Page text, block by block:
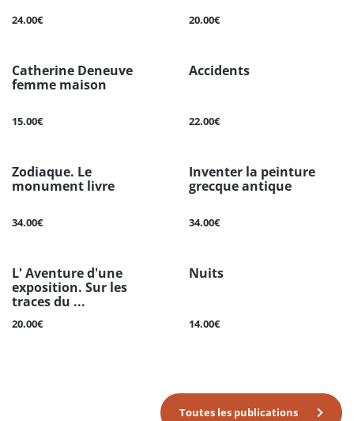
24.00€ 20.00€
Catherine Deneuve
femme maison
15.00€
Accidents
22.00€
Zodiaque. Le
monument livre
34.00€
Inventer la peinture
grecque antique
34.00€
L' Aventure d'une
exposition. Sur les
traces du ...
20.00€
Nuits
14.00€
Toutes les publications